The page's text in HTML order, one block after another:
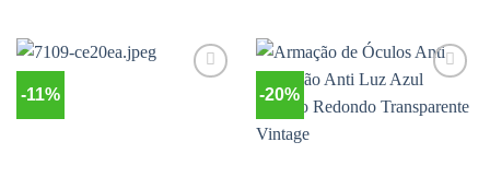
-11% -20%
aos